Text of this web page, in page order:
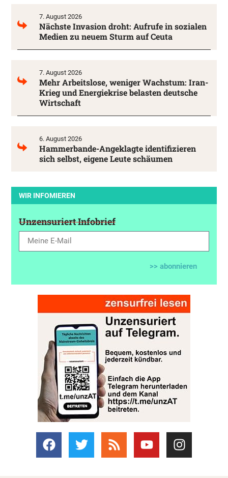
7. August 2026
Nächste Invasion droht: Aufrufe in sozialen
Medien zu neuem Sturm auf Ceuta
7. August 2026
Mehr Arbeitslose, weniger Wachstum: Iran-
Krieg und Energiekrise belasten deutsche
Wirtschaft
6. August 2026
Hammerbande-Angeklagte identifizieren
sich selbst, eigene Leute schäumen
WIR INFOMIEREN
Unzensuriert Infobrief
>> abonnieren